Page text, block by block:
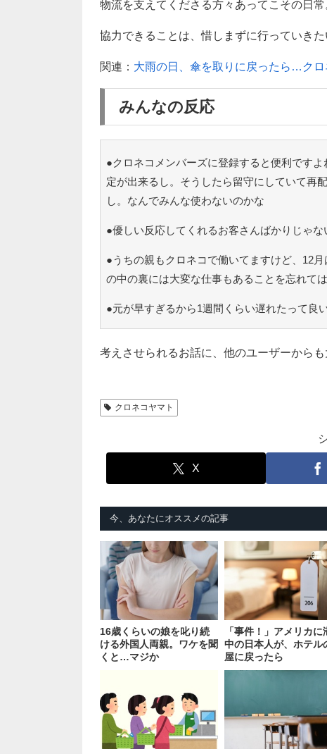
物流を支えてくださる方々あってこその日常
協力できることは、惜しまずに行っていき
関連： 大雨の日、傘を取りに戻ったら…クロ
みんなの反応
●クロネコメンバーズに登録すると便利です
定が出来るし。そうしたら留守にしていて再
し。なんでみんな使わないのかな
●優しい反応してくれるお客さんばかりじゃ
●うちの親もクロネコで働いてますけど、12
の中の裏には大変な仕事もあることを忘れて
●元が早すぎるから1週間くらい遅れたって良
考えさせられるお話に、他のユーザーから
クロネコヤマト
X
今、あなたにオススメの記事
16歳くらいの娘を叱り続
ける外国人両親。ワケを聞
くと…マジか
「事件！」アメリカに
中の日本人が、ホテル
屋に戻ったら